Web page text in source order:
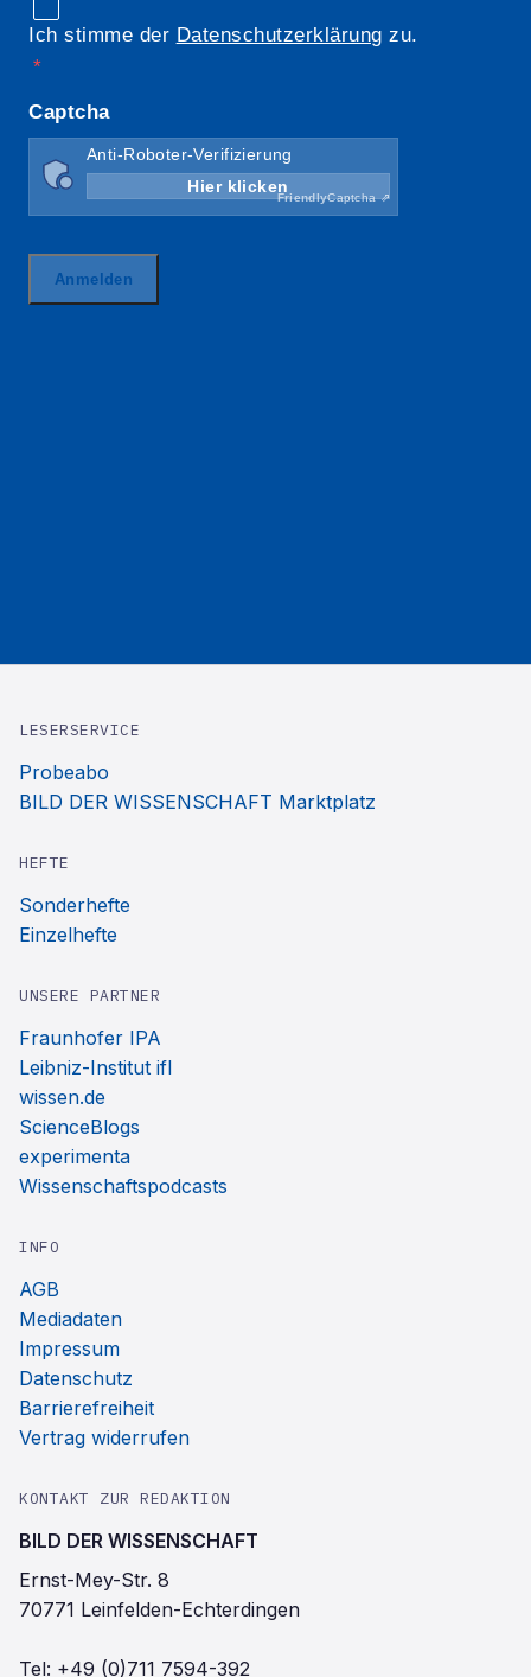
LESERSERVICE
Probeabo
BILD DER WISSENSCHAFT Marktplatz
HEFTE
Sonderhefte
Einzelhefte
UNSERE PARTNER
Fraunhofer IPA
Leibniz-Institut ifl
wissen.de
ScienceBlogs
experimenta
Wissenschaftspodcasts
INFO
AGB
Mediadaten
Impressum
Datenschutz
Barrierefreiheit
Vertrag widerrufen
KONTAKT ZUR REDAKTION
BILD DER WISSENSCHAFT
Ernst-Mey-Str. 8
70771 Leinfelden-Echterdingen
Tel: +49 (0)711 7594-392